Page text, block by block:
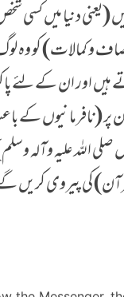
(یعنی دنیا میں کسی
و کمالات) کو وہ
ہیں اور ان کے لئے
پر (نافرمانیوں
علیہ وآلہ وسلم)
کی پیروی کریں